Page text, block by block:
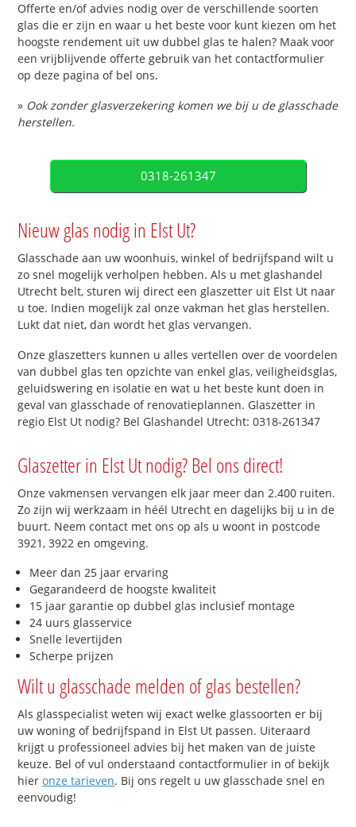
Offerte en/of advies nodig over de verschillende soorten
glas die er zijn en waar u het beste voor kunt kiezen om het
hoogste rendement uit uw dubbel glas te halen? Maak voor
een vrijblijvende offerte gebruik van het contactformulier
op deze pagina of bel ons.
» Ook zonder glasverzekering komen we bij u de glasschade
herstellen.
0318-261347
Nieuw glas nodig in Elst Ut?
Glasschade aan uw woonhuis, winkel of bedrijfspand wilt u
zo snel mogelijk verholpen hebben. Als u met glashandel
Utrecht belt, sturen wij direct een glaszetter uit Elst Ut naar
u toe. Indien mogelijk zal onze vakman het glas herstellen.
Lukt dat niet, dan wordt het glas vervangen.
Onze glaszetters kunnen u alles vertellen over de voordelen
van dubbel glas ten opzichte van enkel glas, veiligheidsglas,
geluidswering en isolatie en wat u het beste kunt doen in
geval van glasschade of renovatieplannen. Glaszetter in
regio Elst Ut nodig? Bel Glashandel Utrecht: 0318-261347
Glaszetter in Elst Ut nodig? Bel ons direct!
Onze vakmensen vervangen elk jaar meer dan 2.400 ruiten.
Zo zijn wij werkzaam in héél Utrecht en dagelijks bij u in de
buurt. Neem contact met ons op als u woont in postcode
3921, 3922 en omgeving.
Meer dan 25 jaar ervaring
Gegarandeerd de hoogste kwaliteit
15 jaar garantie op dubbel glas inclusief montage
24 uurs glasservice
Snelle levertijden
Scherpe prijzen
Wilt u glasschade melden of glas bestellen?
Als glasspecialist weten wij exact welke glassoorten er bij
uw woning of bedrijfspand in Elst Ut passen. Uiteraard
krijgt u professioneel advies bij het maken van de juiste
keuze. Bel of vul onderstaand contactformulier in of bekijk
hieronze tarieven. Bij ons regelt u uw glasschade snel en
eenvoudig!